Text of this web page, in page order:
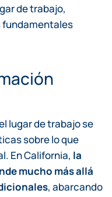
de trabajo,
fundamentales
lugar de trabajo se
sobre lo que
En California, la
mucho más allá
, abarcando